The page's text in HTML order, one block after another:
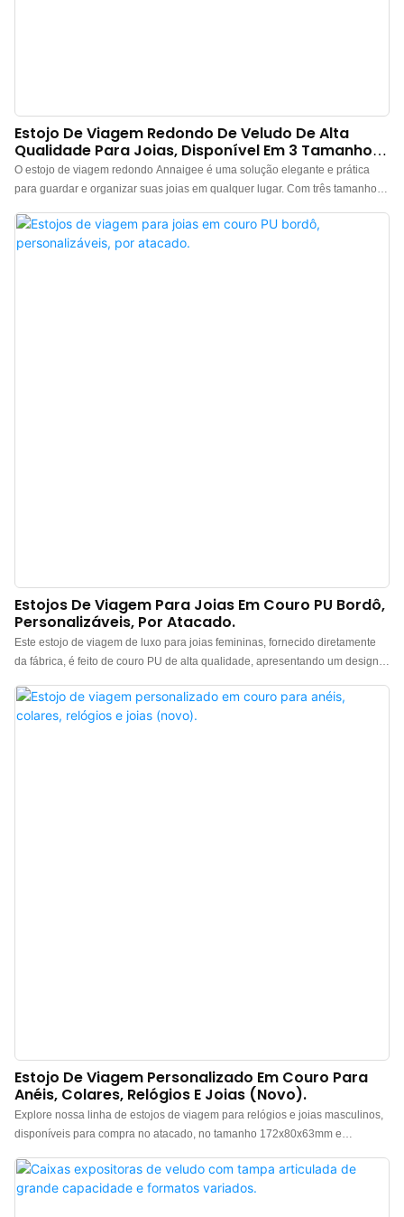
Estojo De Viagem Redondo De Veludo De Alta
Qualidade Para Joias, Disponível Em 3 Tamanhos
Diferentes.
O estojo de viagem redondo Annaigee é uma solução elegante e prática
para guardar e organizar suas joias em qualquer lugar. Com três tamanhos
solução perfeita para manter suas joias organizadas e seguras durante suas
viagens.
Estojos De Viagem Para Joias Em Couro PU Bordô,
Personalizáveis, Por Atacado.
Este estojo de viagem de luxo para joias femininas, fornecido diretamente
da fábrica, é feito de couro PU de alta qualidade, apresentando um design
e, combinada com o couro de alta qualidade, torna o estojo de viagem para
joias ainda mais luxuoso e elegante, permitindo que as joias sejam exibidas
Estojo De Viagem Personalizado Em Couro Para
Anéis, Colares, Relógios E Joias (novo).
Explore nossa linha de estojos de viagem para relógios e joias masculinos,
disponíveis para compra no atacado, no tamanho 172x80x63mm e
viagem em couro para anéis, colares, relógios e joias vai além da simples
organização. Somos especialistas em personalizar estruturas internas para